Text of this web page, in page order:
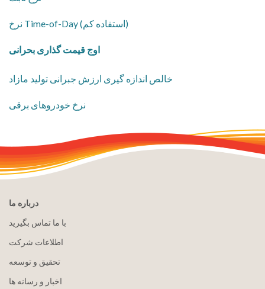
نرخ Time-of-Day (استفاده کم)
اوج قیمت گذاری بحرانی
خالص اندازه گیری ارزش جبرانی تولید مازاد
نرخ خودروهای برقی
درباره ما
با ما تماس بگیرید
اطلاعات شرکت
تحقیق و توسعه
اخبار و رسانه ها